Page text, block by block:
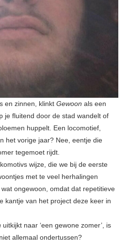
en zinnen, klinkt Gewoon als een
je fluitend door de stad wandelt of
huppelt. Een locomotief,
het vorige jaar? Nee, eentje die
tegemoet rijdt.
wijze, die we bij de eerste
met te veel herhalingen
ongewoon, omdat dat repetitieve
kantje van het project deze keer in
uitkijkt naar ‘een gewone zomer’, is
allemaal ondertussen?